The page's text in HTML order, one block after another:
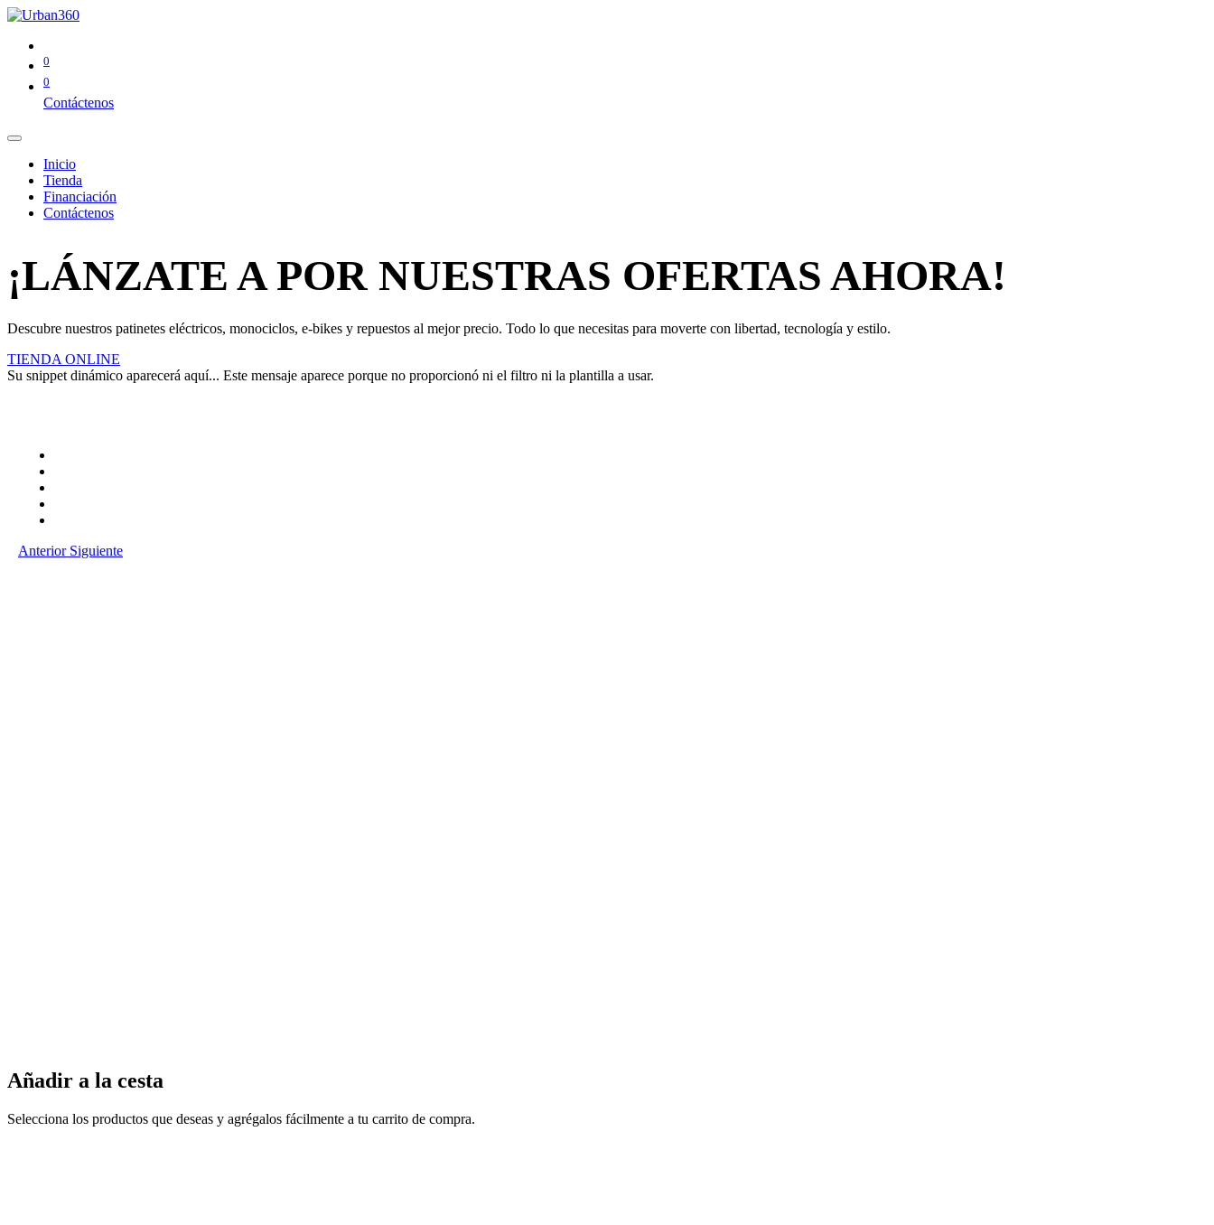
0
0
Contáctenos
Inicio
Tienda
Financiación
Contáctenos
¡LÁNZATE A POR NUESTRAS OFERTAS AHORA!
Descubre nuestros patinetes eléctricos, monociclos, e-bikes y repuestos al mejor precio. Todo lo que necesitas para moverte con libertad, tecnología y estilo.
TIENDA ONLINE
Su snippet dinámico aparecerá aquí... Este mensaje aparece porque no proporcionó ni el filtro ni la plantilla a usar.
Anterior Siguiente
Añadir a la cesta
Selecciona los productos que deseas y agrégalos fácilmente a tu carrito de compra.